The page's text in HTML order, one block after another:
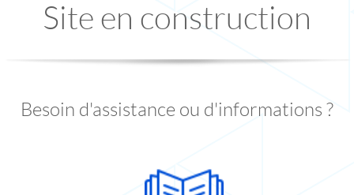
Site en construction
Besoin d'assistance ou d'informations ?